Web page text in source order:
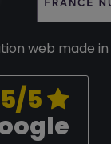
web made in
5